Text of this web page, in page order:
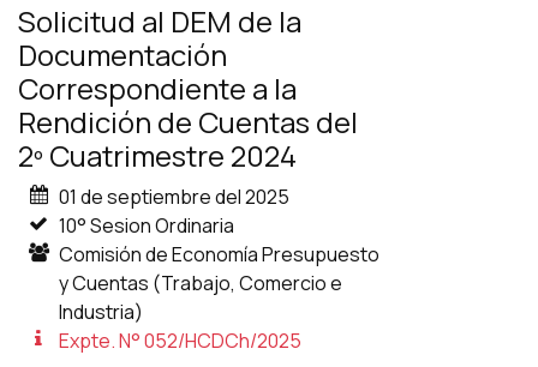
Solicitud al DEM de la
Documentación
Correspondiente a la
Rendición de Cuentas del
2º Cuatrimestre 2024
01 de septiembre del 2025
10° Sesion Ordinaria
Comisión de Economía Presupuesto
y Cuentas (Trabajo, Comercio e
Industria)
Expte. N° 052/HCDCh/2025